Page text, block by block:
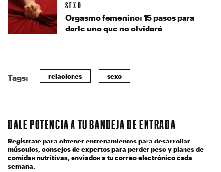
SEXO
Orgasmo femenino: 15 pasos para
darle uno que no olvidará
Tags: relaciones sexo
DALE POTENCIA A TU BANDEJA DE ENTRADA
Regístrate para obtener entrenamientos para desarrollar
músculos, consejos de expertos para perder peso y planes de
comidas nutritivas, enviados a tu correo electrónico cada
semana.